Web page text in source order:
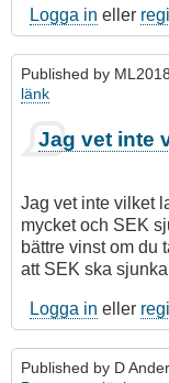
Logga in eller
Published by ML2018
länk
Jag vet inte
Jag vet inte vilket
mycket och SEK
bättre vinst om du
att SEK ska
Logga in eller
Published by D